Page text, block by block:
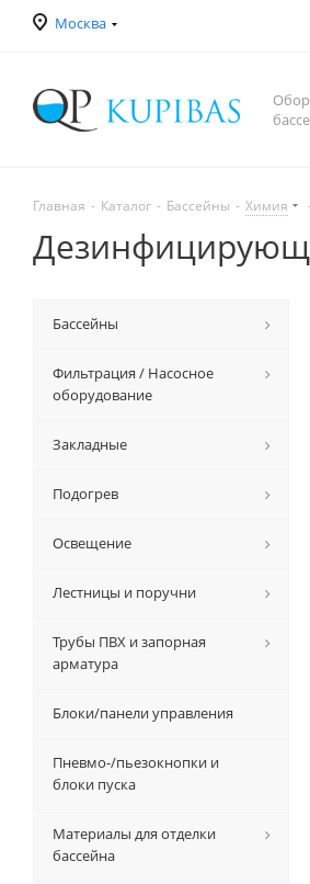
Москва
Главная - Каталог - Бассейны - Химия
Бассейны
Фильтрация / Насосное
оборудование
Закладные
Подогрев
Освещение
Лестницы и поручни
Трубы ПВХ и запорная
арматура
Блоки/панели управления
Пневмо-/пьезокнопки и
блоки пуска
Материалы для отделки
бассейна